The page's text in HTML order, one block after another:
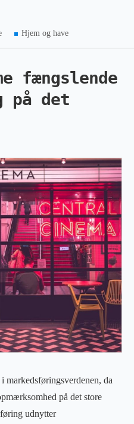
Hjem og have
fængslende
på det
markedsføringsverdenen, da
på det store
udnytter